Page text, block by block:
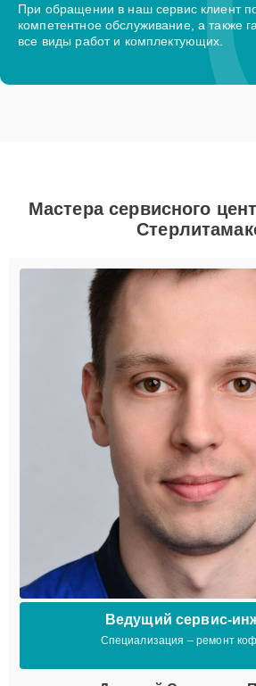
При обращении в наш сервис клиент
компетентное обслуживание, а также
все виды работ и комплектующих.
Мастера сервисного
Ведущий сервис-
Специализация – ремонт